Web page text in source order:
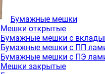
Электродвигатели
Электродвигатели
Трехфазные асинхронные
Независимая вентиляция
Взрывозащищенная
Одноступенчатые
Экономичные червячные
Бумажные мешки
Мешки открытые
Бумажные мешки с
Бумажные мешки с ПП
Бумажные мешки с ПЭ
Мешки закрытые